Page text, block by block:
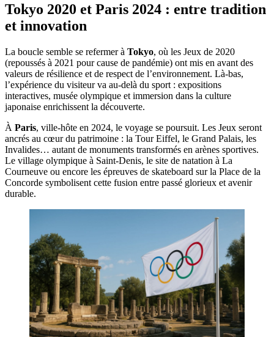
Tokyo 2020 et Paris 2024 : entre tradition
et innovation
La boucle semble se refermer à Tokyo, où les Jeux de 2020
(repoussés à 2021 pour cause de pandémie) ont mis en avant des
valeurs de résilience et de respect de l’environnement. Là-bas,
l’expérience du visiteur va au-delà du sport : expositions
interactives, musée olympique et immersion dans la culture
japonaise enrichissent la découverte.
À Paris, ville-hôte en 2024, le voyage se poursuit. Les Jeux seront
ancrés au cœur du patrimoine : la Tour Eiffel, le Grand Palais, les
Invalides… autant de monuments transformés en arènes sportives.
Le village olympique à Saint-Denis, le site de natation à La
Courneuve ou encore les épreuves de skateboard sur la Place de la
Concorde symbolisent cette fusion entre passé glorieux et avenir
durable.